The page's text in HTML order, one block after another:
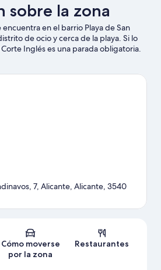
sobre la zona
encuentra en el barrio Playa de San
de ocio y cerca de la playa. Si lo
Inglés es una parada obligatoria.
en la naturaleza, Playa de
evento especial? Puedes consultar
Mapa
7, Alicante, Alicante, 3540
Cómo moverse
por la zona
Restaurantes